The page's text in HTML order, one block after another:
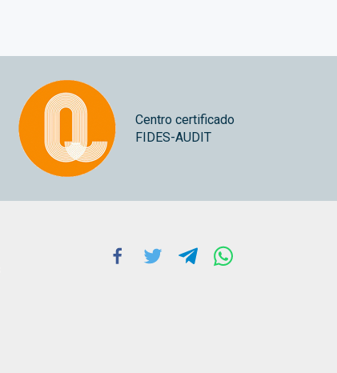
Centro certificado
FIDES-AUDIT
Facebook
Twitter Telegram